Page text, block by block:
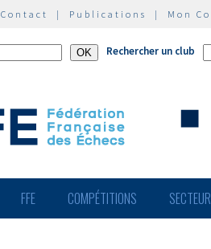
Contact | Publications | Mon
Rechercher un club
FFE COMPÉTITIONS